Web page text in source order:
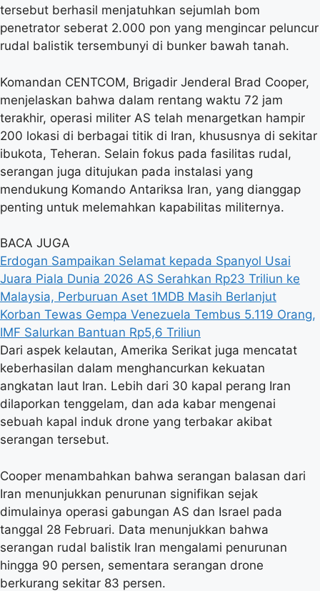
tersebut berhasil menjatuhkan sejumlah bom
penetrator seberat 2.000 pon yang mengincar peluncur
rudal balistik tersembunyi di bunker bawah tanah.
Komandan CENTCOM, Brigadir Jenderal Brad Cooper,
menjelaskan bahwa dalam rentang waktu 72 jam
terakhir, operasi militer AS telah menargetkan hampir
200 lokasi di berbagai titik di Iran, khususnya di sekitar
ibukota, Teheran. Selain fokus pada fasilitas rudal,
serangan juga ditujukan pada instalasi yang
mendukung Komando Antariksa Iran, yang dianggap
penting untuk melemahkan kapabilitas militernya.
BACA JUGA
Erdogan Sampaikan Selamat kepada Spanyol Usai
Juara Piala Dunia 2026 AS Serahkan Rp23 Triliun ke
Malaysia, Perburuan Aset 1MDB Masih Berlanjut
Korban Tewas Gempa Venezuela Tembus 5.119 Orang,
IMF Salurkan Bantuan Rp5,6 Triliun
Dari aspek kelautan, Amerika Serikat juga mencatat
keberhasilan dalam menghancurkan kekuatan
angkatan laut Iran. Lebih dari 30 kapal perang Iran
dilaporkan tenggelam, dan ada kabar mengenai
sebuah kapal induk drone yang terbakar akibat
serangan tersebut.
Cooper menambahkan bahwa serangan balasan dari
Iran menunjukkan penurunan signifikan sejak
dimulainya operasi gabungan AS dan Israel pada
tanggal 28 Februari. Data menunjukkan bahwa
serangan rudal balistik Iran mengalami penurunan
hingga 90 persen, sementara serangan drone
berkurang sekitar 83 persen.